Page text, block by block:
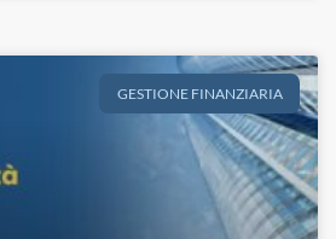
GESTIONE FINANZIARIA